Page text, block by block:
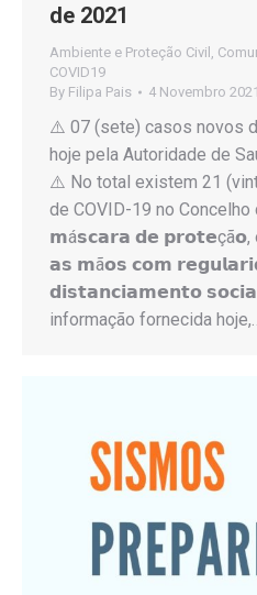
de 2021
Ambiente e Proteção Civil
COVID19
By Filipa Pais 4 Novembro 2021
⚠️ 07 (sete) casos novos
hoje pela Autoridade de
⚠️ No total existem 21
de COVID-19 no
𝗺á𝘀𝗰𝗮𝗿𝗮 𝗱𝗲 𝗽𝗿𝗼𝘁𝗲çã𝗼,
𝗮𝘀 𝗺ã𝗼𝘀 𝗰𝗼𝗺
𝗱𝗶𝘀𝘁𝗮𝗻𝗰𝗶𝗮𝗺𝗲𝗻𝘁𝗼
informação fornecida hoje,…